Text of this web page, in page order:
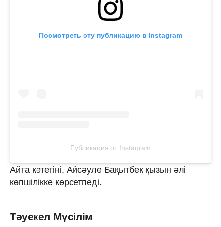
Посмотреть эту публикацию в Instagram
Публикация от Instagram
Айта кететіні, Айсәуле Бақытбек қызын әлі
көпшілікке көрсетпеді.
Тәуекел Мүсілім